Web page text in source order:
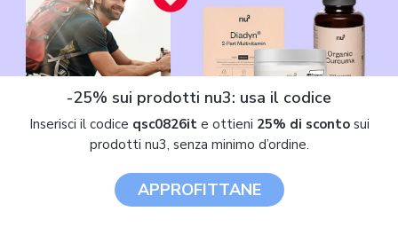
Come scegliere la macchina da cucire: guida all'acquisto
Macchine da cucire in offerta
Tutte le macchine da cucire
-25% sui prodotti nu3: usa il codice
Inserisci il codice qsc0826ite ottieni 25% di scontosui
prodotti nu3, senza minimo d’ordine.
APPROFITTANE